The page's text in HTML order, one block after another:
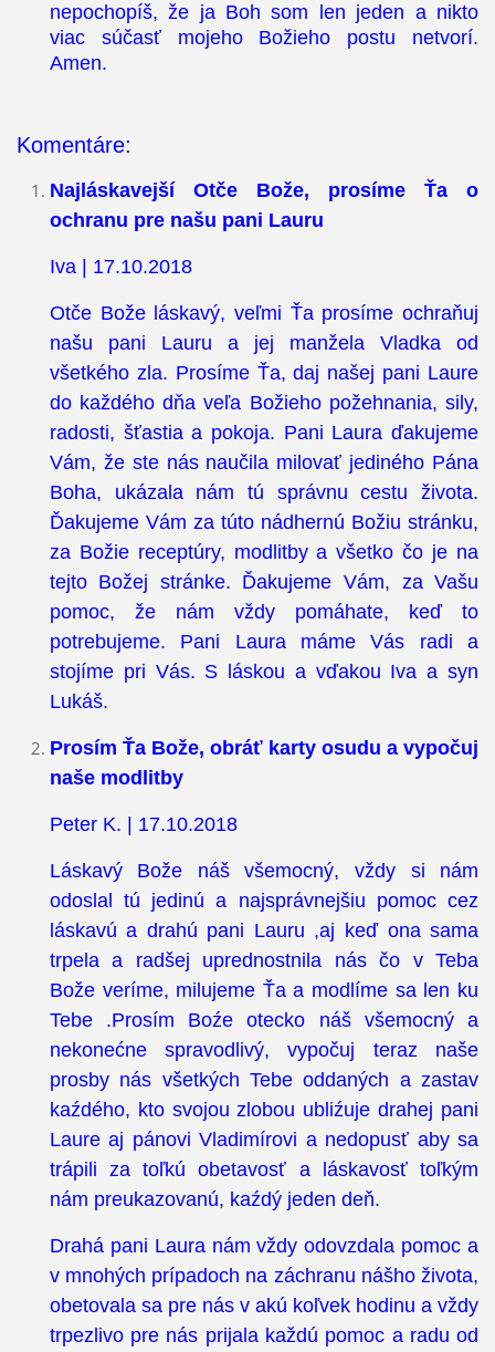
nepochopíš, že ja Boh som len jeden a nikto
viac súčasť mojeho Božieho postu netvorí.
Amen.
Komentáre:
Najláskavejší Otče Bože, prosíme Ťa o
ochranu pre našu pani Lauru
Iva | 17.10.2018
Otče Bože láskavý, veľmi Ťa prosíme ochraňuj
našu pani Lauru a jej manžela Vladka od
všetkého zla. Prosíme Ťa, daj našej pani Laure
do každého dňa veľa Božieho požehnania, sily,
radosti, šťastia a pokoja. Pani Laura ďakujeme
Vám, že ste nás naučila milovať jediného Pána
Boha, ukázala nám tú správnu cestu života.
Ďakujeme Vám za túto nádhernú Božiu stránku,
za Božie receptúry, modlitby a všetko čo je na
tejto Božej stránke. Ďakujeme Vám, za Vašu
pomoc, že nám vždy pomáhate, keď to
potrebujeme. Pani Laura máme Vás radi a
stojíme pri Vás. S láskou a vďakou Iva a syn
Lukáš.
Prosím Ťa Bože, obráť karty osudu a vypočuj
naše modlitby
Peter K. | 17.10.2018
Láskavý Bože náš všemocný, vždy si nám
odoslal tú jedinú a najsprávnejšiu pomoc cez
láskavú a drahú pani Lauru ,aj keď ona sama
trpela a radšej uprednostnila nás čo v Teba
Bože veríme, milujeme Ťa a modlíme sa len ku
Tebe .Prosím Boźe otecko náš všemocný a
nekonećne spravodlivý, vypočuj teraz naše
prosby nás všetkých Tebe oddaných a zastav
kaźdého, kto svojou zlobou ubliźuje drahej pani
Laure aj pánovi Vladimírovi a nedopusť aby sa
trápili za toľkú obetavosť a láskavosť toľkým
nám preukazovanú, kaźdý jeden deň.
Drahá pani Laura nám vždy odovzdala pomoc a
v mnohých prípadoch na záchranu nášho života,
obetovala sa pre nás v akú koľvek hodinu a vždy
trpezlivo pre nás prijala každú pomoc a radu od